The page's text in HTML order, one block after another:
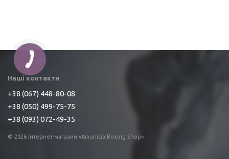
Наші контакти
+38 (067) 448-80-08
+38 (050) 499-75-75
+38 (093) 072-49-35
© 2026 Інтернет-магазин «Amunicia Boxing Shop»